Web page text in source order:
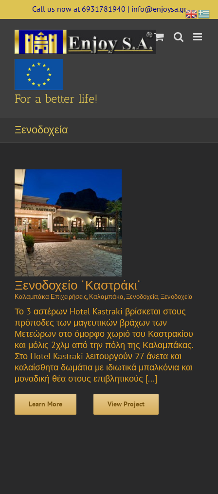
to
content
Call us now at 6931781940 | info@enjoysa.gr
For a better life!
Ξενοδοχεία
Ξενοδοχείο “Καστράκι”
Καλαμπάκα Επιχειρήσεις, Καλαμπάκα,Ξενοδοχεία,Ξενοδοχεία
Το 3 αστέρων Hotel Kastraki βρίσκεται στους
πρόποδες των μαγευτικών βράχων των
Μετεώρων στο όμορφο χωριό του Καστρακίου
και μόλις 2χλμ από την πόλη της Καλαμπάκας.
Στο Hotel Kastraki λειτουργούν 27 άνετα και
καλαίσθητα δωμάτια με ιδιωτικά μπαλκόνια και
μοναδική θέα στους επιβλητικούς [...]
Learn More View Project